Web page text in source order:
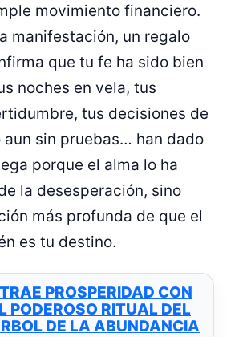
movimiento financiero.
manifestación, un regalo
que tu fe ha sido bien
noches en vela, tus
tus decisiones de
sin pruebas… han dado
porque el alma lo ha
la desesperación, sino
más profunda de que el
es tu destino.
PROSPERIDAD CON
PODEROSO RITUAL DEL
DE LA ABUNDANCIA